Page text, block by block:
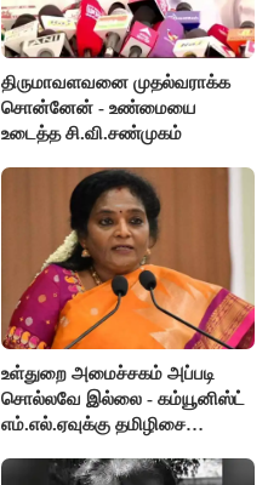
திருமாவளவனை முதல்வராக்க
சொன்னேன் - உண்மையை
உடைத்த சி.வி.சண்முகம்
உள்துறை அமைச்சகம் அப்படி
சொல்லவே இல்லை - கம்யூனிஸ்ட்
எம்.எல்.ஏவுக்கு தமிழிசை